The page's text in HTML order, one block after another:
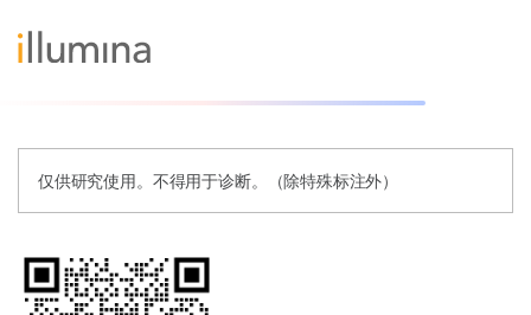
仅供研究使用。不得用于诊断。（除特殊标注外）